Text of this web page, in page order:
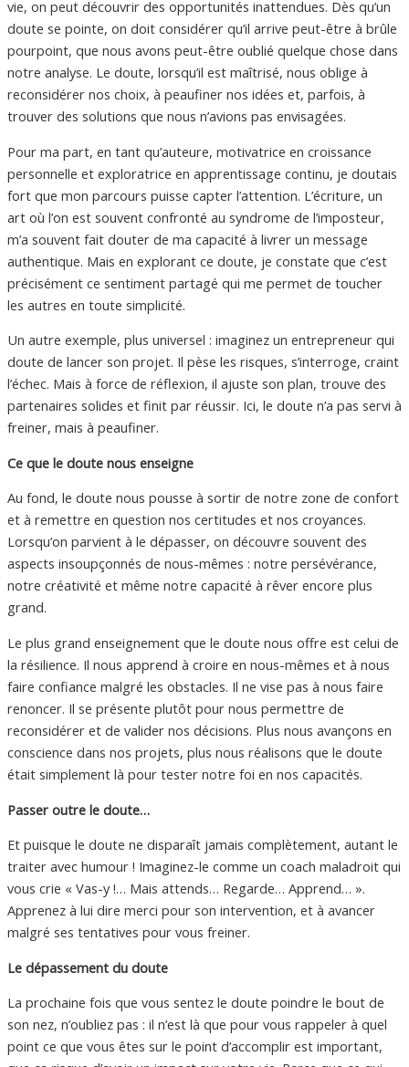
vie, on peut découvrir des opportunités inattendues. Dès qu’un
doute se pointe, on doit considérer qu’il arrive peut-être à brûle
pourpoint, que nous avons peut-être oublié quelque chose dans
notre analyse. Le doute, lorsqu’il est maîtrisé, nous oblige à
reconsidérer nos choix, à peaufiner nos idées et, parfois, à
trouver des solutions que nous n’avions pas envisagées.
Pour ma part, en tant qu’auteure, motivatrice en croissance
personnelle et exploratrice en apprentissage continu, je doutais
fort que mon parcours puisse capter l’attention. L’écriture, un
art où l’on est souvent confronté au syndrome de l’imposteur,
m’a souvent fait douter de ma capacité à livrer un message
authentique. Mais en explorant ce doute, je constate que c’est
précisément ce sentiment partagé qui me permet de toucher
les autres en toute simplicité.
Un autre exemple, plus universel : imaginez un entrepreneur qui
doute de lancer son projet. Il pèse les risques, s’interroge, craint
l’échec. Mais à force de réflexion, il ajuste son plan, trouve des
partenaires solides et finit par réussir. Ici, le doute n’a pas servi à
freiner, mais à peaufiner.
Ce que le doute nous enseigne
Au fond, le doute nous pousse à sortir de notre zone de confort
et à remettre en question nos certitudes et nos croyances.
Lorsqu’on parvient à le dépasser, on découvre souvent des
aspects insoupçonnés de nous-mêmes : notre persévérance,
notre créativité et même notre capacité à rêver encore plus
grand.
Le plus grand enseignement que le doute nous offre est celui de
la résilience. Il nous apprend à croire en nous-mêmes et à nous
faire confiance malgré les obstacles. Il ne vise pas à nous faire
renoncer. Il se présente plutôt pour nous permettre de
reconsidérer et de valider nos décisions. Plus nous avançons en
conscience dans nos projets, plus nous réalisons que le doute
était simplement là pour tester notre foi en nos capacités.
Passer outre le doute…
Et puisque le doute ne disparaît jamais complètement, autant le
traiter avec humour ! Imaginez-le comme un coach maladroit qui
vous crie « Vas-y !… Mais attends… Regarde… Apprend… ».
Apprenez à lui dire merci pour son intervention, et à avancer
malgré ses tentatives pour vous freiner.
Le dépassement du doute
La prochaine fois que vous sentez le doute poindre le bout de
son nez, n’oubliez pas : il n’est là que pour vous rappeler à quel
point ce que vous êtes sur le point d’accomplir est important,